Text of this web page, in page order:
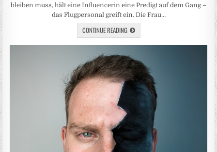
bleiben muss, hält eine Influencerin eine Predigt auf dem Gang –
das Flugpersonal greift ein. Die Frau…
CONTINUE READING